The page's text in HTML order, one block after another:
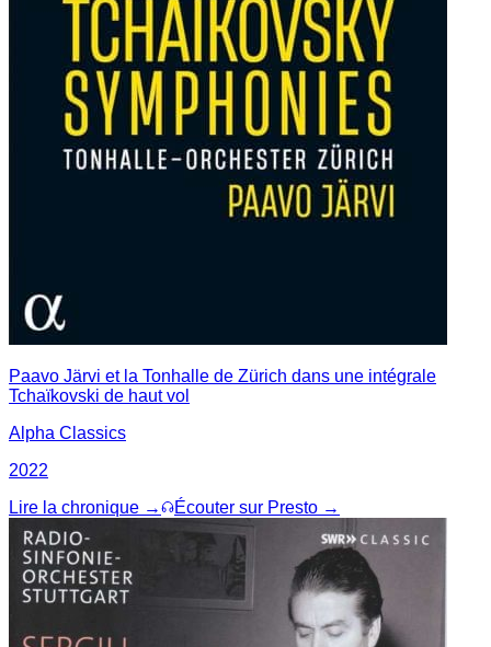
Paavo Järvi et la Tonhalle de Zürich dans une intégrale
Tchaïkovski de haut vol
Alpha Classics
2022
Lire la chronique →
Écouter sur Presto →